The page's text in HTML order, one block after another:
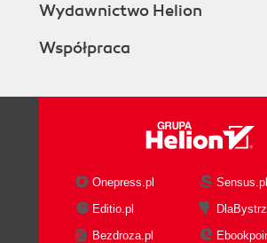
Wydawnictwo Helion
Współpraca
Onepress.pl
Sensus.pl
Editio.pl
Bezdroza.pl